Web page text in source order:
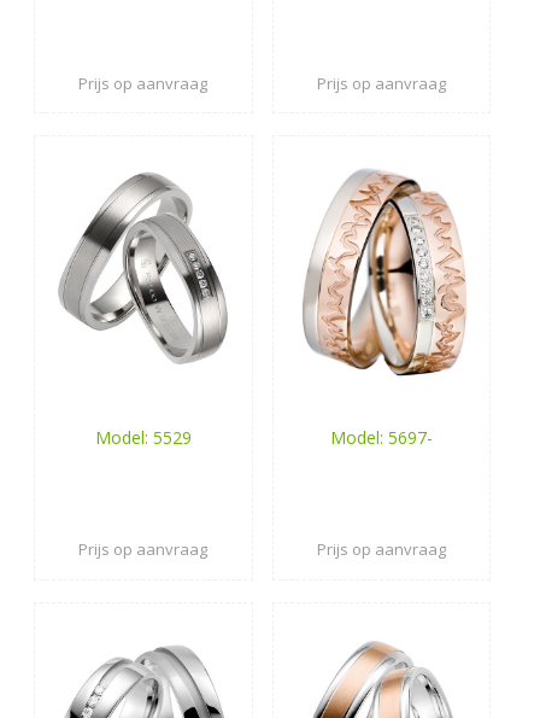
Prijs op aanvraag Prijs op aanvraag
Model: 5529
Prijs op aanvraag
Model: 5697-
Prijs op aanvraag